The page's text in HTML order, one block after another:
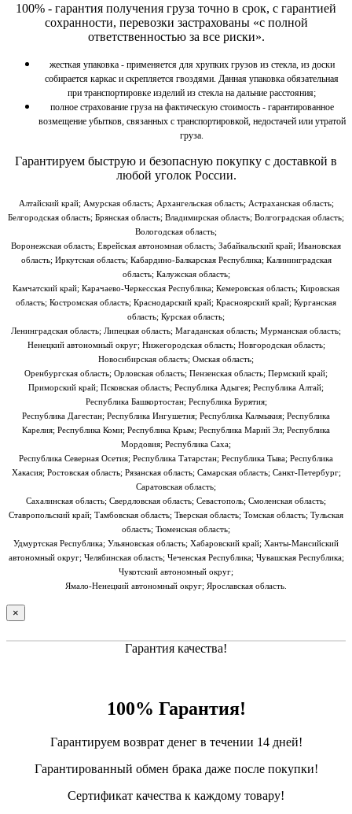
100% - гарантия получения груза точно в срок, с гарантией
сохранности, перевозки застрахованы «с полной
ответственностью за все риски».
жесткая упаковка - применяется для хрупких грузов из стекла, из доски
собирается каркас и скрепляется гвоздями. Данная упаковка обязательная
при транспортировке изделий из стекла на дальние расстояния;
полное страхование груза на фактическую стоимость - гарантированное
возмещение убытков, связанных с транспортировкой, недостачей или утратой
груза.
Гарантируем быструю и безопасную покупку с доставкой в
любой уголок России.
Алтайский край; Амурская область; Архангельская область; Астраханская область;
Белгородская область; Брянская область; Владимирская область; Волгоградская область;
Вологодская область;
Воронежская область; Еврейская автономная область; Забайкальский край; Ивановская
область; Иркутская область; Кабардино-Балкарская Республика; Калининградская
область; Калужская область;
Камчатский край; Карачаево-Черкесская Республика; Кемеровская область; Кировская
область; Костромская область; Краснодарский край; Красноярский край; Курганская
область; Курская область;
Ленинградская область; Липецкая область; Магаданская область; Мурманская область;
Ненецкий автономный округ; Нижегородская область; Новгородская область;
Новосибирская область; Омская область;
Оренбургская область; Орловская область; Пензенская область; Пермский край;
Приморский край; Псковская область; Республика Адыгея; Республика Алтай;
Республика Башкортостан; Республика Бурятия;
Республика Дагестан; Республика Ингушетия; Республика Калмыкия; Республика
Карелия; Республика Коми; Республика Крым; Республика Марий Эл; Республика
Мордовия; Республика Саха;
Республика Северная Осетия; Республика Татарстан; Республика Тыва; Республика
Хакасия; Ростовская область; Рязанская область; Самарская область; Санкт-Петербург;
Саратовская область;
Сахалинская область; Свердловская область; Севастополь; Смоленская область;
Ставропольский край; Тамбовская область; Тверская область; Томская область; Тульская
область; Тюменская область;
Удмуртская Республика; Ульяновская область; Хабаровский край; Ханты-Мансийский
автономный округ; Челябинская область; Чеченская Республика; Чувашская Республика;
Чукотский автономный округ;
Ямало-Ненецкий автономный округ; Ярославская область.
×
Гарантия качества!
100% Гарантия!
Гарантируем возврат денег в течении 14 дней!
Гарантированный обмен брака даже после покупки!
Сертификат качества к каждому товару!